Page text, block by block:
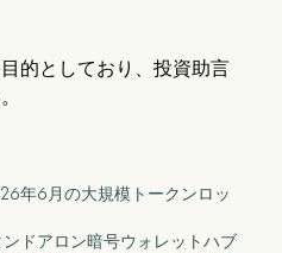
的としており、投資助言
年6月の大規模トークンロッ
ドアロン暗号ウォレットハブ